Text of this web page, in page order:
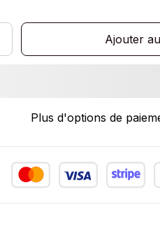
Ajouter
Plus d'options de